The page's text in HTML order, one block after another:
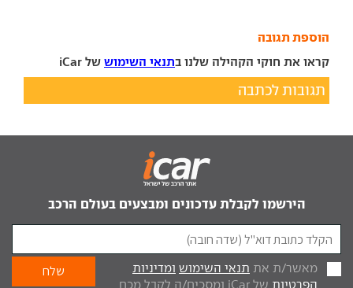
הוספת תגובה
קראו את חוקי הקהילה שלנו בתנאי השימוש של iCar
תגובות לכתבה
הירשמו לקבלת עדכונים ומבצעים בעולם הרכב
מאשר/ת את תנאי השימוש ומדיניות
הפרטיות
של iCar ומסכים/ה לקבל מכם